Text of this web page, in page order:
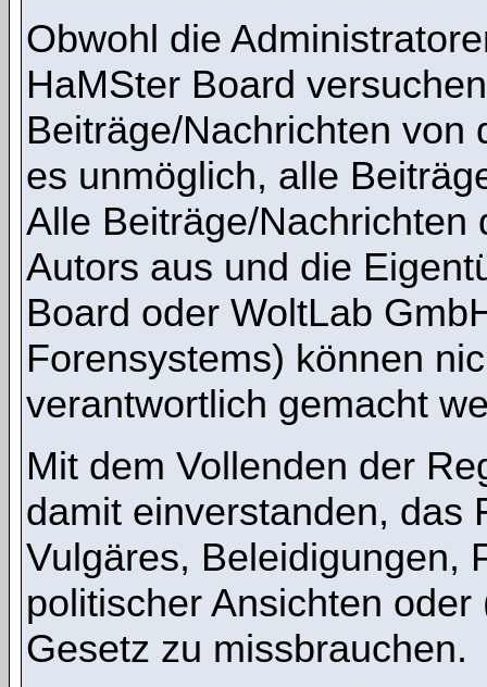
Obwohl die
HaMSter Board
Beiträge/Nachrichten von
es unmöglich, alle
Alle Beiträge/Nachrichten
Autors aus und die
Board oder WoltLab
Forensystems) können
verantwortlich gemacht
Mit dem Vollenden der
damit einverstanden, das
Vulgäres, Beleidigungen,
politischer Ansichten
Gesetz zu missbrauchen.